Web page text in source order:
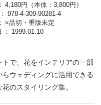
4,180円（本体：3,800円）
978-4-309-90281-4
×品切・重版未定
1999.01.10
で、花をインテリアの一部
ウェディングに活用できる
のスタイリング集。